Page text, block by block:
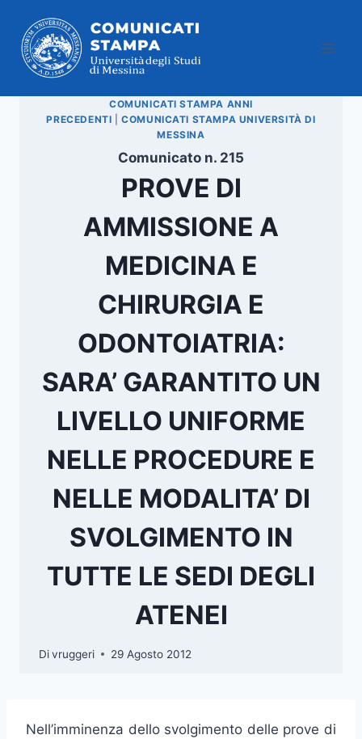
contenuto
COMUNICATI STAMPA ANNI
PRECEDENTI |COMUNICATI STAMPA UNIVERSITÀ DI
MESSINA
Comunicato n. 215
PROVE DI
AMMISSIONE A
MEDICINA E
CHIRURGIA E
ODONTOIATRIA:
SARA’ GARANTITO UN
LIVELLO UNIFORME
NELLE PROCEDURE E
NELLE MODALITA’ DI
SVOLGIMENTO IN
TUTTE LE SEDI DEGLI
ATENEI
Divruggeri 29 Agosto 2012
Nell’imminenza dello svolgimento delle prove di